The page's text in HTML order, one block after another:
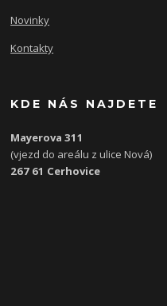
Novinky
Kontakty
KDE NÁS NAJDETE
Mayerova 311
(vjezd do areálu z ulice Nová)
267 61 Cerhovice